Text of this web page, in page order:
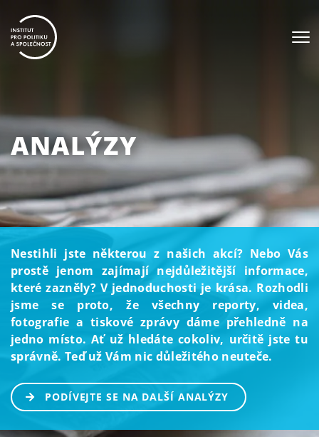
ANALÝZY
Nestihli jste některou z našich akcí? Nebo Vás
prostě jenom zajímají nejdůležitější informace,
které zazněly? V jednoduchosti je krása. Rozhodli
jsme se proto, že všechny reporty, videa,
fotografie a tiskové zprávy dáme přehledně na
jedno místo. Ať už hledáte cokoliv, určitě jste tu
správně. Teď už Vám nic důležitého neuteče.
PODÍVEJTE SE NA DALŠÍ ANALÝZY